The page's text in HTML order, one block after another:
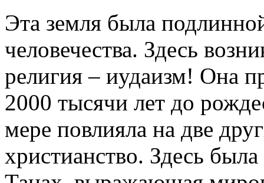
Эта земля была
человечества. Здесь
религия – иудаизм! Она
2000 тысячи лет до
мере повлияла на две
христианство. Здесь